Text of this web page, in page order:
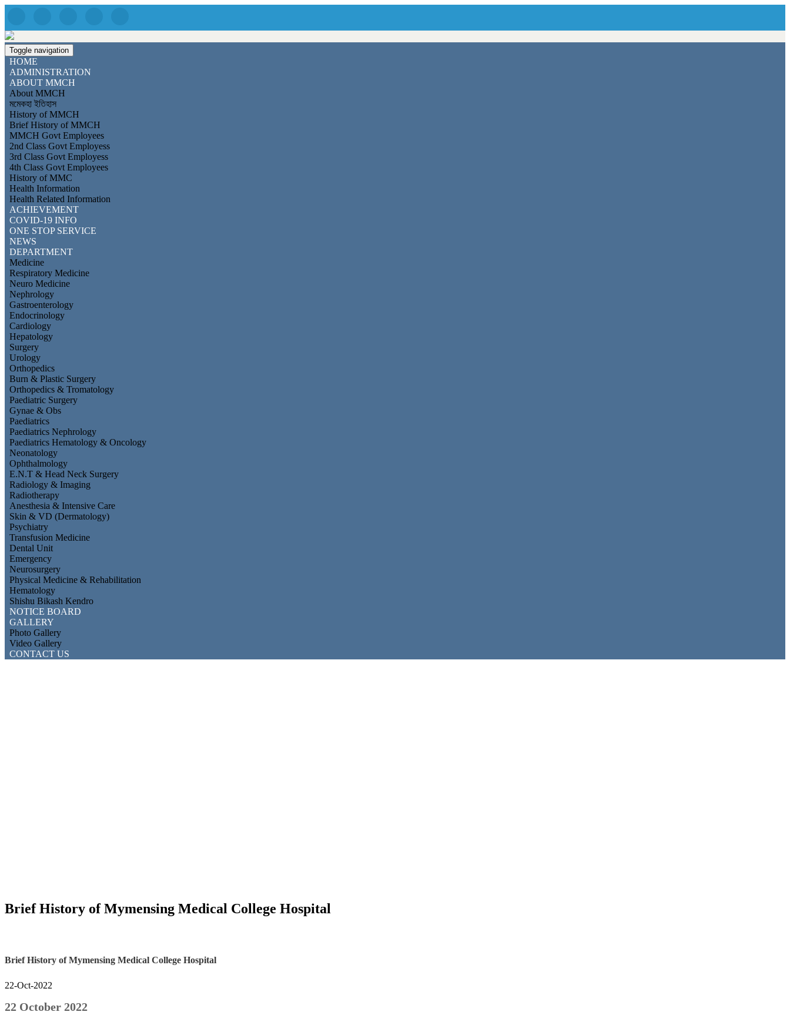
Toggle navigation
HOME
ADMINISTRATION
ABOUT MMCH
About MMCH
মমেকহা ইতিহাস
History of MMCH
Brief History of MMCH
MMCH Govt Employees
2nd Class Govt Employess
3rd Class Govt Employess
4th Class Govt Employees
History of MMC
Health Information
Health Related Information
ACHIEVEMENT
COVID-19 INFO
ONE STOP SERVICE
NEWS
DEPARTMENT
Medicine
Respiratory Medicine
Neuro Medicine
Nephrology
Gastroenterology
Endocrinology
Cardiology
Hepatology
Surgery
Urology
Orthopedics
Burn & Plastic Surgery
Orthopedics & Tromatology
Paediatric Surgery
Gynae & Obs
Paediatrics
Paediatrics Nephrology
Paediatrics Hematology & Oncology
Neonatology
Ophthalmology
E.N.T & Head Neck Surgery
Radiology & Imaging
Radiotherapy
Anesthesia & Intensive Care
Skin & VD (Dermatology)
Psychiatry
Transfusion Medicine
Dental Unit
Emergency
Neurosurgery
Physical Medicine & Rehabilitation
Hematology
Shishu Bikash Kendro
NOTICE BOARD
GALLERY
Photo Gallery
Video Gallery
CONTACT US
Brief History of Mymensing Medical College Hospital
Brief History of Mymensing Medical College Hospital
22-Oct-2022
22 October 2022